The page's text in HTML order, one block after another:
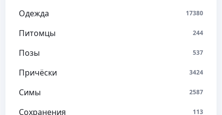
Одежда 17380
Питомцы 244
Позы 537
Причёски 3424
Симы 2587
Сохранения 113